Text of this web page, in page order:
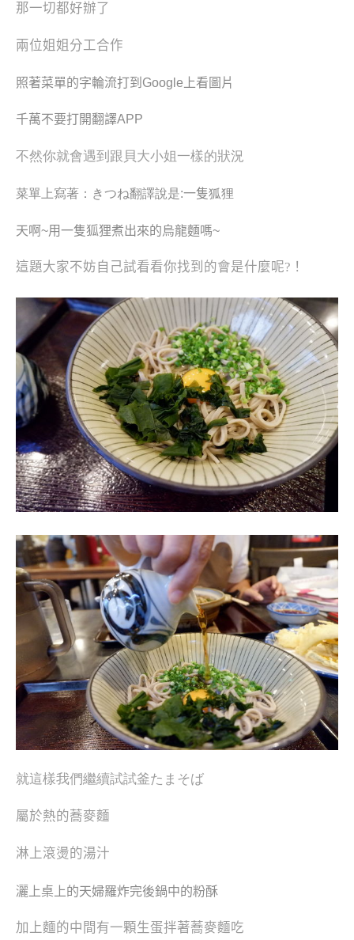
那一切都好辦了
兩位姐姐分工合作
照著菜單的字輪流打到Google上看圖片
千萬不要打開翻譯APP
不然你就會遇到跟貝大小姐一樣的狀況
菜單上寫著：きつね翻譯說是:一隻狐狸
天啊~用一隻狐狸煮出來的烏龍麵嗎~
這題大家不妨自己試看看你找到的會是什麼呢?！
就這樣我們繼續試試釜たまそば
屬於熱的蕎麥麵
淋上滾燙的湯汁
灑上桌上的天婦羅炸完後鍋中的粉酥
加上麵的中間有一顆生蛋拌著蕎麥麵吃